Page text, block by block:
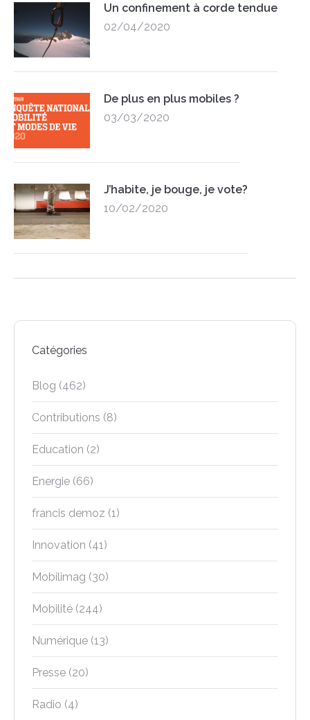
Un confinement à corde tendue
02/04/2020
De plus en plus mobiles ?
03/03/2020
J’habite, je bouge, je vote?
10/02/2020
Catégories
Blog (462)
Contributions (8)
Education (2)
Energie (66)
francis demoz (1)
Innovation (41)
Mobilimag (30)
Mobilité (244)
Numérique (13)
Presse (20)
Radio (4)